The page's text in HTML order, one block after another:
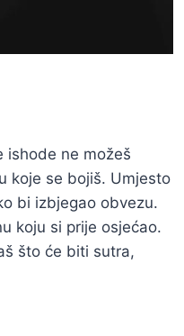
ishode ne možeš
koje se bojiš. Umjesto
bi izbjegao obvezu.
koju si prije osjećao.
što će biti sutra,